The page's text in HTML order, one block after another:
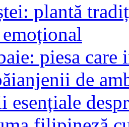
plantă
piesa
de
esențiale